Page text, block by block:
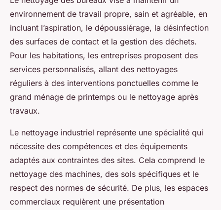
environnement de travail propre, sain et agréable, en
incluant l’aspiration, le dépoussiérage, la désinfection
des surfaces de contact et la gestion des déchets.
Pour les habitations, les entreprises proposent des
services personnalisés, allant des nettoyages
réguliers à des interventions ponctuelles comme le
grand ménage de printemps ou le nettoyage après
travaux.
Le nettoyage industriel représente une spécialité qui
nécessite des compétences et des équipements
adaptés aux contraintes des sites. Cela comprend le
nettoyage des machines, des sols spécifiques et le
respect des normes de sécurité. De plus, les espaces
commerciaux requièrent une présentation